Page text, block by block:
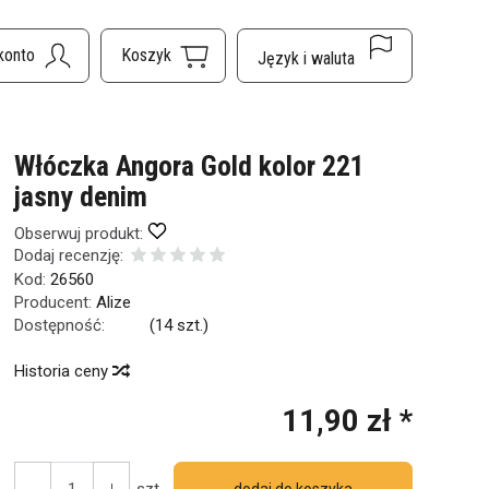
Włóczka Angora Gold kolor 221
jasny denim
Obserwuj produkt:
Dodaj recenzję:
Kod: 26560
Producent: Alize
Dostępność:
(14szt.)
Historia ceny
11,90 zł *